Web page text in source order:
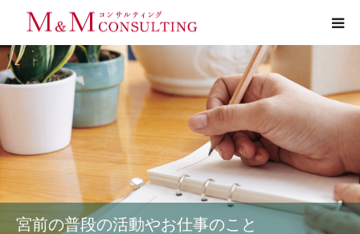
宮前の普段の活動やお仕事のこと
プロフィール
サービス
お客様の声
実績